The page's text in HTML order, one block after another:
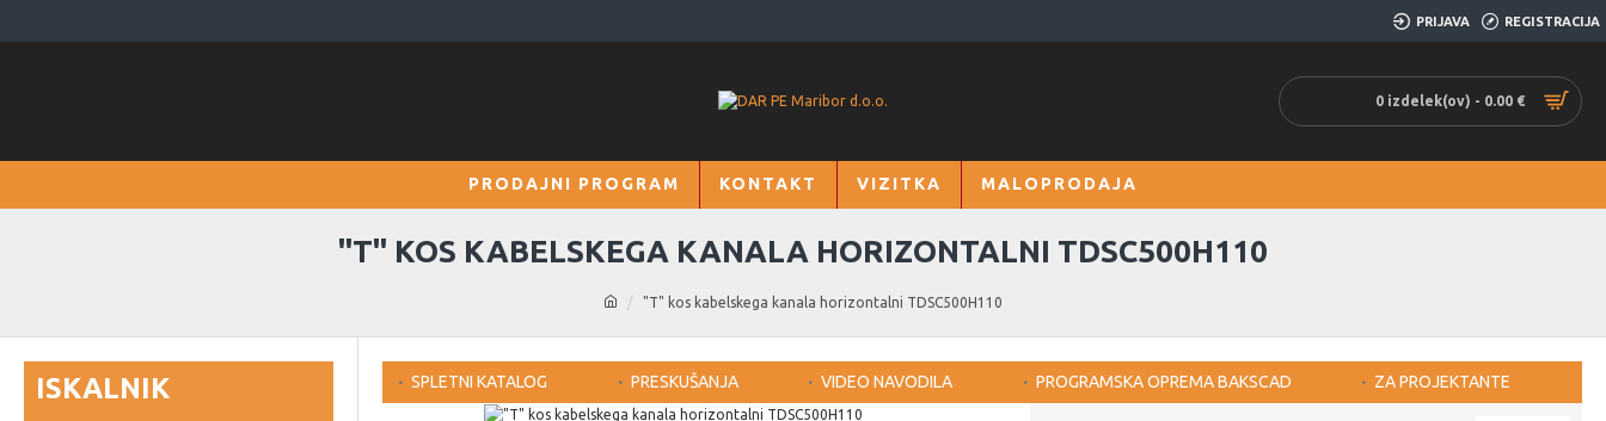
PRIJAVA REGISTRACIJA
0 izdelek(ov) - 0.00 €
PRODAJNI PROGRAM KONTAKT VIZITKA MALOPRODAJA
"T" kos kabelskega kanala horizontalni TDSC500H110
"T" KOS KABELSKEGA KANALA HORIZONTALNI TDSC500H110
ISKALNIK SPLETNI KATALOG PRESKUŠANJA VIDEO NAVODILA PROGRAMSKA OPREMA BAKSCAD ZA PROJEKTANTE